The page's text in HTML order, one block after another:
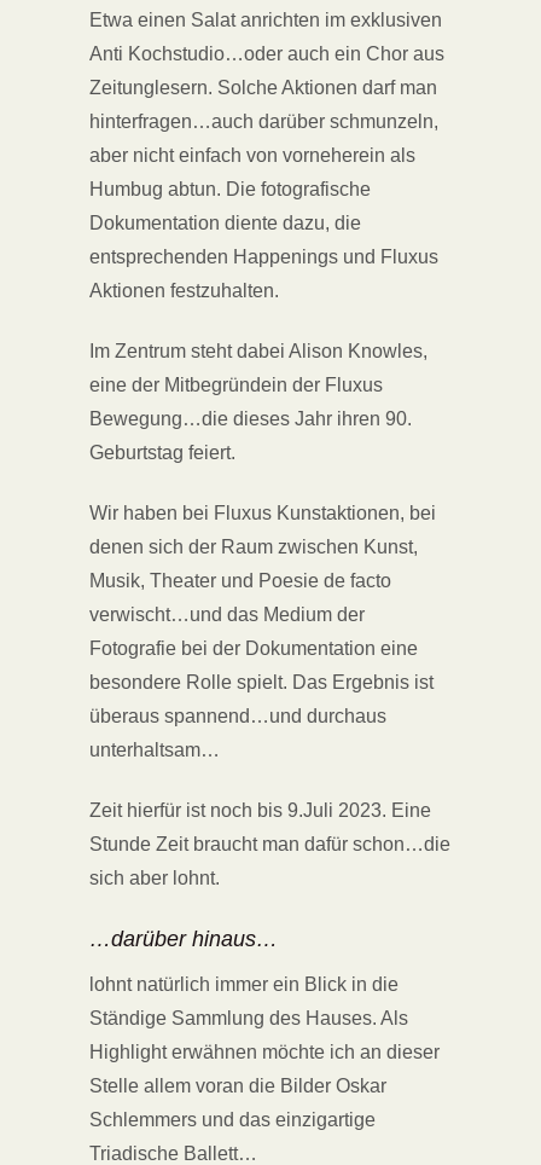
Etwa einen Salat anrichten im exklusiven
Anti Kochstudio…oder auch ein Chor aus
Zeitunglesern. Solche Aktionen darf man
hinterfragen…auch darüber schmunzeln,
aber nicht einfach von vorneherein als
Humbug abtun. Die fotografische
Dokumentation diente dazu, die
entsprechenden Happenings und Fluxus
Aktionen festzuhalten.
Im Zentrum steht dabei Alison Knowles,
eine der Mitbegründein der Fluxus
Bewegung…die dieses Jahr ihren 90.
Geburtstag feiert.
Wir haben bei Fluxus Kunstaktionen, bei
denen sich der Raum zwischen Kunst,
Musik, Theater und Poesie de facto
verwischt…und das Medium der
Fotografie bei der Dokumentation eine
besondere Rolle spielt. Das Ergebnis ist
überaus spannend…und durchaus
unterhaltsam…
Zeit hierfür ist noch bis 9.Juli 2023. Eine
Stunde Zeit braucht man dafür schon…die
sich aber lohnt.
…darüber hinaus…
lohnt natürlich immer ein Blick in die
Ständige Sammlung des Hauses. Als
Highlight erwähnen möchte ich an dieser
Stelle allem voran die Bilder Oskar
Schlemmers und das einzigartige
Triadische Ballett…